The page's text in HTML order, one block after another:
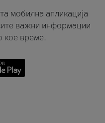
мобилна апликација
важни информации
кое време.